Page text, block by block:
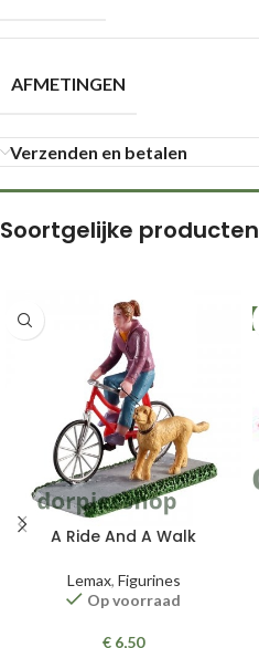
AFMETINGEN
Verzenden en betalen
Soortgelijke producten
A Ride And A Walk
Lemax, Figurines
Op voorraad
€ 6,50